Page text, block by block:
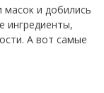
и добились
ингредиенты,
А вот самые